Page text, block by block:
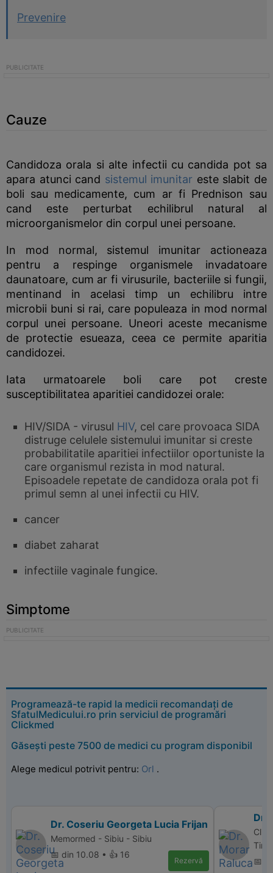
Prevenire
Cauze
Candidoza orala si alte infectii cu candida pot sa
apara atunci cand sistemul imunitar este slabit de
boli sau medicamente, cum ar fi Prednison sau
cand este perturbat echilibrul natural al
microorganismelor din corpul unei persoane.
In mod normal, sistemul imunitar actioneaza
pentru a respinge organismele invadatoare
daunatoare, cum ar fi virusurile, bacteriile si fungii,
mentinand in acelasi timp un echilibru intre
microbii buni si rai, care populeaza in mod normal
corpul unei persoane. Uneori aceste mecanisme
de protectie esueaza, ceea ce permite aparitia
candidozei.
Iata urmatoarele boli care pot creste
susceptibilitatea aparitiei candidozei orale:
HIV/SIDA - virusul HIV, cel care provoaca SIDA
distruge celulele sistemului imunitar si creste
probabilitatile aparitiei infectiilor oportuniste la
care organismul rezista in mod natural.
Episoadele repetate de candidoza orala pot fi
primul semn al unei infectii cu HIV.
cancer
diabet zaharat
infectiile vaginale fungice.
Simptome
Programează-te rapid la medicii recomandați de
SfatulMedicului.ro prin serviciul de programări
Clickmed
Găsești peste 7500 de medici cu program disponibil
Alege medicul potrivit pentru: Orl .
Dr. Coseriu Georgeta Lucia Frijan
Memormed - Sibiu - Sibiu
📅 din 10.08 • 👍 16
Rezervă
Dr.
📅